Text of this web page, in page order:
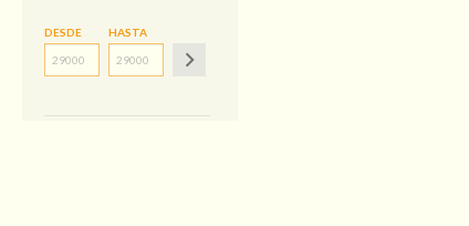
DESDE HASTA